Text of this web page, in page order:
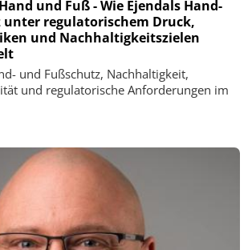
und Fuß - Wie Ejendals Hand-
unter regulatorischem Druck,
und Nachhaltigkeitszielen
und Fußschutz, Nachhaltigkeit,
und regulatorische Anforderungen im